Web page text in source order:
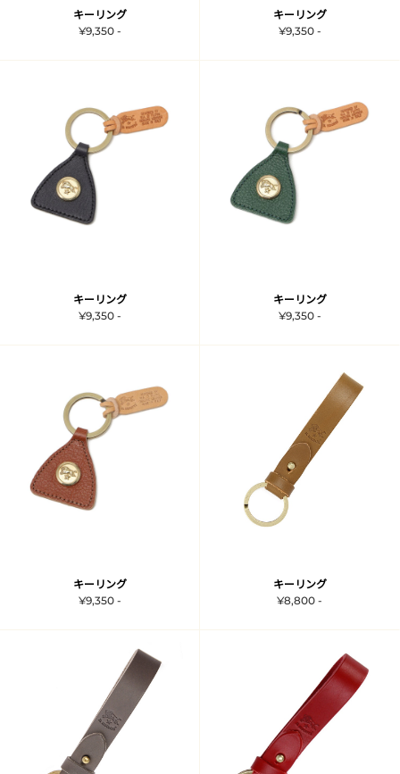
キーリング
¥9,350 -
キーリング
¥9,350 -
キーリング
¥9,350 -
キーリング
¥9,350 -
キーリング
¥9,350 -
キーリング
¥8,800 -